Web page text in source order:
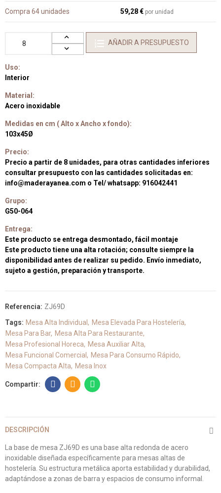
Compra 64 unidades 59,28 € por unidad
AÑADIR A PRESUPUESTO
Uso:
Interior
Material:
Acero inoxidable
Medidas en cm ( Alto x Ancho x fondo):
103x45Ø
Precio:
Precio a partir de 8 unidades, para otras cantidades inferiores
consultar presupuesto con las cantidades solicitadas en:
info@maderayanea.com o Tel/ whatsapp: 916042441
Grupo:
G50-064
Entrega:
Este producto se entrega desmontado, fácil montaje
Este producto tiene una alta rotación; consulte siempre la
disponibilidad antes de realizar su pedido. Envío inmediato,
sujeto a gestión, preparación y transporte.
Referencia: ZJ69D
Tags: Mesa Alta Individual
Mesa Elevada Para Hostelería
Mesa Para Bar
Mesa Alta Para Restaurante
Mesa Profesional Horeca
Mesa Auxiliar Alta
Mesa Funcional Comercial
Mesa Para Consumo Rápido
Mesa Compacta Alta
Mesa Inox
DESCRIPCIÓN
La base de mesa ZJ69D es una base alta redonda de acero
inoxidable diseñada específicamente para mesas altas de
hostelería. Su estructura metálica aporta estabilidad y durabilidad,
adaptándose a zonas de barra y espacios de consumo informal.